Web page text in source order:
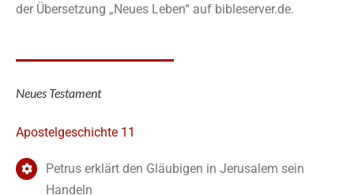
der Übersetzung „Neues Leben“ auf bibleserver.de.
Neues Testament
Apostelgeschichte 11
Petrus erklärt den Gläubigen in Jerusalem sein
Handeln